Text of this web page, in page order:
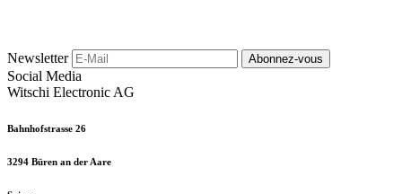
Newsletter Abonnez-vous
Social Media
Witschi Electronic AG
Bahnhofstrasse 26
3294 Büren an der Aare